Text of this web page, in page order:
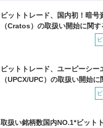
ビットトレード、国内初！暗号
（Cratos）の取扱い開始に関
ビットトレード、ユーピーシー
（UPCX/UPC）の取扱い開始
取扱い銘柄数国内NO.1*ビット